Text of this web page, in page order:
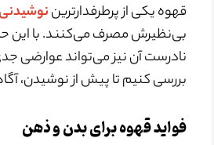
قهوه یکی از پرطرفدارترین
بی‌نظیرش مصرف می‌کنند. با این
نادرست آن نیز می‌تواند عوارضی
بررسی کنیم تا پیش از نوشیدن،
فواید قهوه برای بدن و ذهن